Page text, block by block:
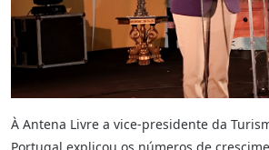
À Antena Livre a vice-presidente da